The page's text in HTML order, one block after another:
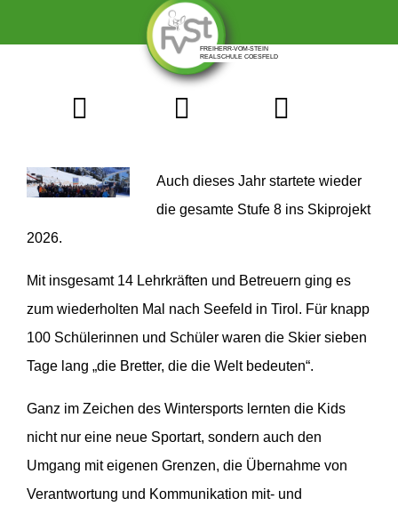
Auch dieses Jahr startete wieder
die gesamte Stufe 8 ins Skiprojekt
2026.
Mit insgesamt 14 Lehrkräften und Betreuern ging es
zum wiederholten Mal nach Seefeld in Tirol. Für knapp
100 Schülerinnen und Schüler waren die Skier sieben
Tage lang „die Bretter, die die Welt bedeuten“.
Ganz im Zeichen des Wintersports lernten die Kids
nicht nur eine neue Sportart, sondern auch den
Umgang mit eigenen Grenzen, die Übernahme von
Verantwortung und Kommunikation mit- und